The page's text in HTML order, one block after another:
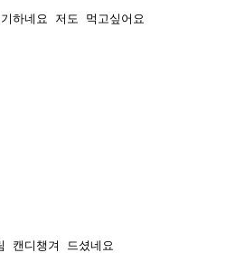
하네요 저도 먹고싶어요
캔디챙겨 드셨네요